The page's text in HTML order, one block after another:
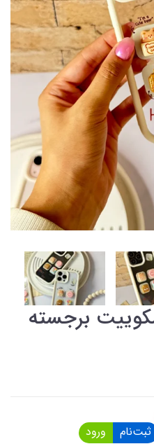
برجسته
ثبت‌نام ورود